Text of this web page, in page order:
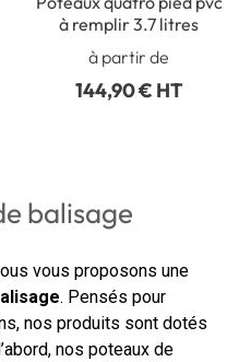
à remplir 3.7 litres
à partir de
144,90 € HT
balisage
vous proposons une
. Pensés pour
nos produits sont dotés
nos poteaux de